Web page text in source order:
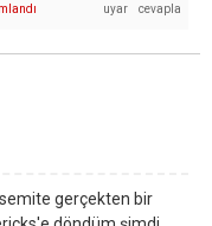
gerçekten bir